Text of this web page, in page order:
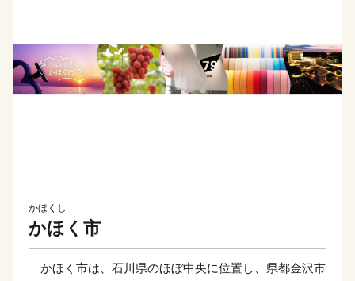
かほくし
かほく市
かほく市は、石川県のほぼ中央に位置し、県都金沢市